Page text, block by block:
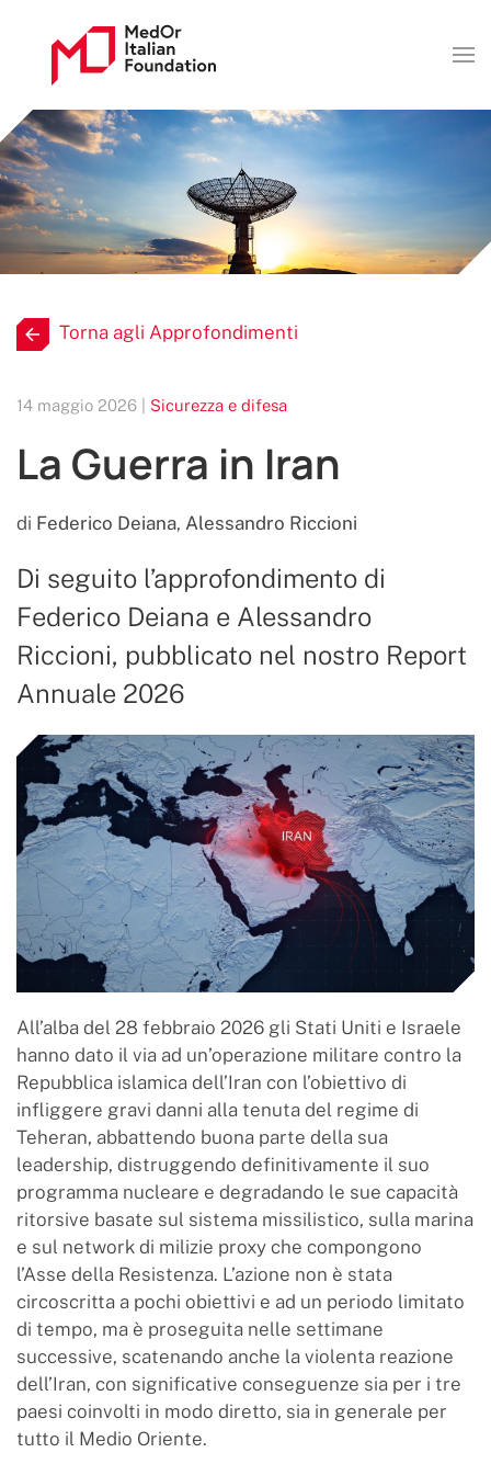
Torna agli Approfondimenti
14 maggio 2026 | Sicurezza e difesa
La Guerra in Iran
di Federico Deiana, Alessandro Riccioni
Di seguito l’approfondimento di
Federico Deiana e Alessandro
Riccioni, pubblicato nel nostro Report
Annuale 2026
All’alba del 28 febbraio 2026 gli Stati Uniti e Israele
hanno dato il via ad un’operazione militare contro la
Repubblica islamica dell’Iran con l’obiettivo di
infliggere gravi danni alla tenuta del regime di
Teheran, abbattendo buona parte della sua
leadership, distruggendo definitivamente il suo
programma nucleare e degradando le sue capacità
ritorsive basate sul sistema missilistico, sulla marina
e sul network di milizie proxy che compongono
l’Asse della Resistenza. L’azione non è stata
circoscritta a pochi obiettivi e ad un periodo limitato
di tempo, ma è proseguita nelle settimane
successive, scatenando anche la violenta reazione
dell’Iran, con significative conseguenze sia per i tre
paesi coinvolti in modo diretto, sia in generale per
tutto il Medio Oriente.